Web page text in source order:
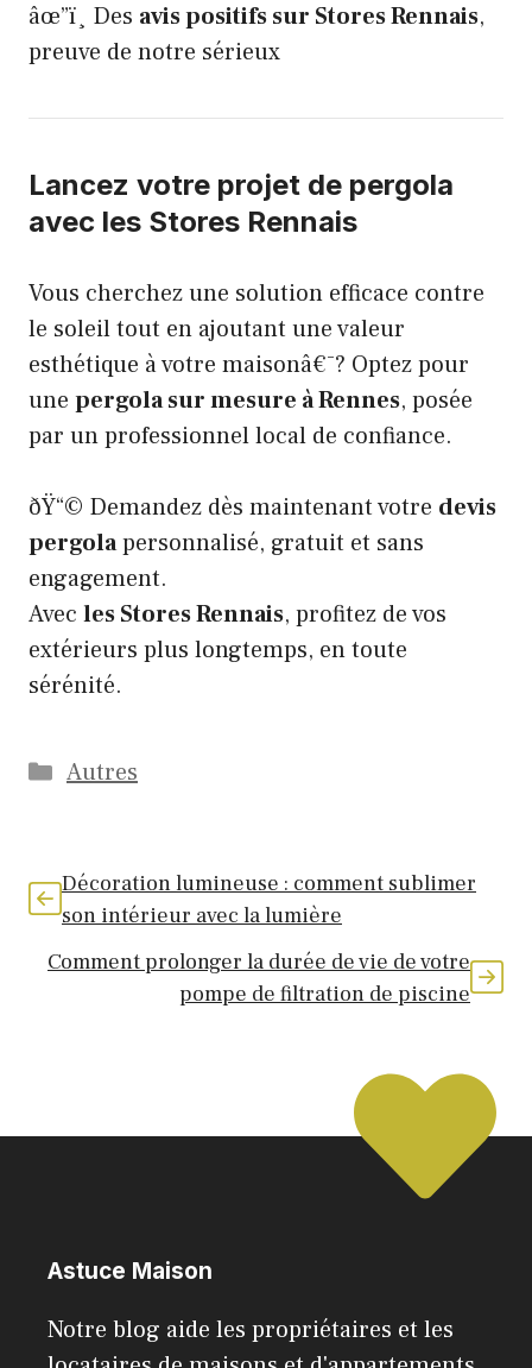
âœ”ï¸ Des avis positifs sur Stores Rennais,
preuve de notre sérieux
Lancez votre projet de pergola
avec les Stores Rennais
Vous cherchez une solution efficace contre
le soleil tout en ajoutant une valeur
esthétique à votre maisonâ€¯? Optez pour
une pergola sur mesure à Rennes, posée
par un professionnel local de confiance.
ðŸ“© Demandez dès maintenant votre devis
pergolapersonnalisé, gratuit et sans
engagement.
Avec les Stores Rennais, profitez de vos
extérieurs plus longtemps, en toute
sérénité.
Catégories
Autres
Décoration lumineuse : comment sublimer
son intérieur avec la lumière
Comment prolonger la durée de vie de votre
pompe de filtration de piscine
Astuce Maison
Notre blog aide les propriétaires et les